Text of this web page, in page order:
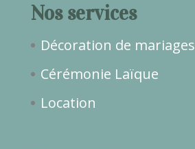
Nos services
Décoration de mariages
Cérémonie Laïque
Location